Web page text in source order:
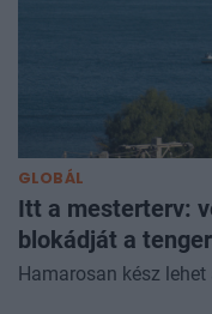
GLOBÁL
Itt a mesterterv:
blokádját a
Hamarosan kész